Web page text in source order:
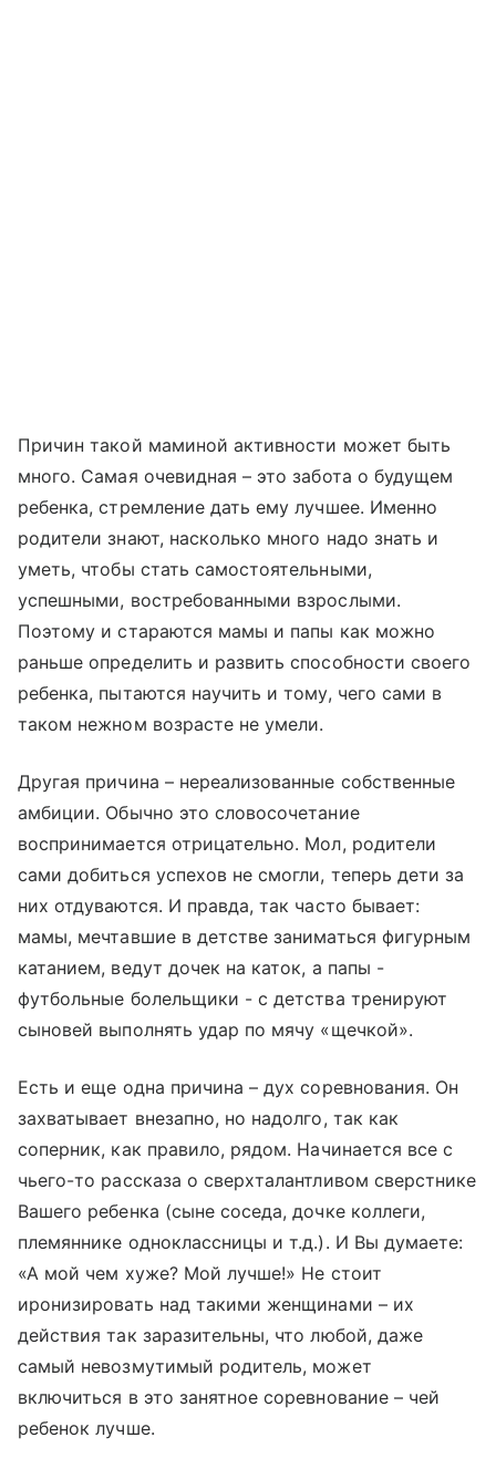
Причин такой маминой активности может быть
много. Самая очевидная – это забота о будущем
ребенка, стремление дать ему лучшее. Именно
родители знают, насколько много надо знать и
уметь, чтобы стать самостоятельными,
успешными, востребованными взрослыми.
Поэтому и стараются мамы и папы как можно
раньше определить и развить способности своего
ребенка, пытаются научить и тому, чего сами в
таком нежном возрасте не умели.
Другая причина – нереализованные собственные
амбиции. Обычно это словосочетание
воспринимается отрицательно. Мол, родители
сами добиться успехов не смогли, теперь дети за
них отдуваются. И правда, так часто бывает:
мамы, мечтавшие в детстве заниматься фигурным
катанием, ведут дочек на каток, а папы -
футбольные болельщики - с детства тренируют
сыновей выполнять удар по мячу «щечкой».
Есть и еще одна причина – дух соревнования. Он
захватывает внезапно, но надолго, так как
соперник, как правило, рядом. Начинается все с
чьего-то рассказа о сверхталантливом сверстнике
Вашего ребенка (сыне соседа, дочке коллеги,
племяннике одноклассницы и т.д.). И Вы думаете:
«А мой чем хуже? Мой лучше!» Не стоит
иронизировать над такими женщинами – их
действия так заразительны, что любой, даже
самый невозмутимый родитель, может
включиться в это занятное соревнование – чей
ребенок лучше.